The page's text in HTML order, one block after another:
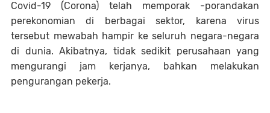
Covid-19 (Corona) telah memporak -porandakan
perekonomian di berbagai sektor, karena virus
tersebut mewabah hampir ke seluruh negara-negara
di dunia. Akibatnya, tidak sedikit perusahaan yang
mengurangi jam kerjanya, bahkan melakukan
pengurangan pekerja.